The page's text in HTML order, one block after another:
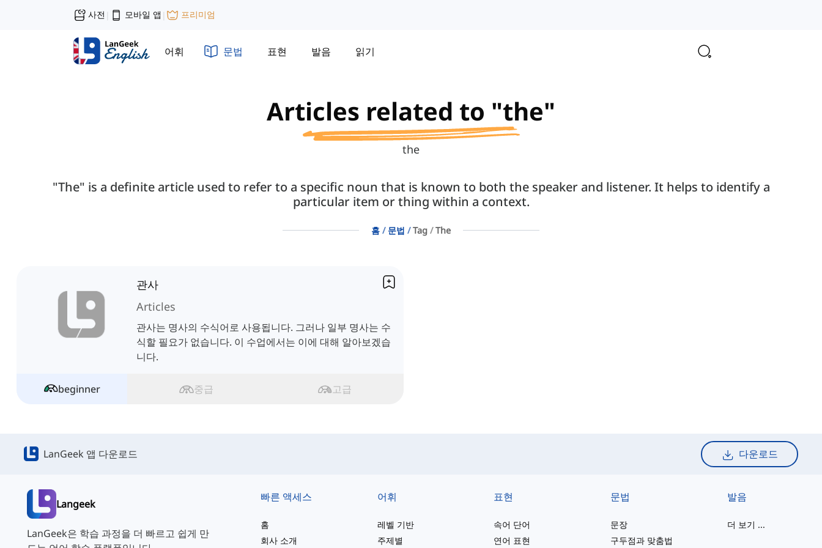
사전 | 모바일 앱 | 프리미엄
어휘 문법 표현 발음 읽기
Articles related to "the"
the
"The" is a definite article used to refer to a specific noun that is known to both the speaker and listener. It helps to identify a
particular item or thing within a context.
홈 문법 Tag The
관사
Articles
관사는 명사의 수식어로 사용됩니다. 그러나 일부 명사는 수
식할 필요가 없습니다. 이 수업에서는 이에 대해 알아보겠습
니다.
beginner 중급 고급
LanGeek 앱 다운로드 다운로드
Langeek
LanGeek은 학습 과정을 더 빠르고 쉽게 만
빠른 액세스
홈
회사 소개
어휘
레벨 기반
주제별
표현
속어 단어
연어 표현
문법
문장
구두점과 맞춤법
발음
더 보기 ...